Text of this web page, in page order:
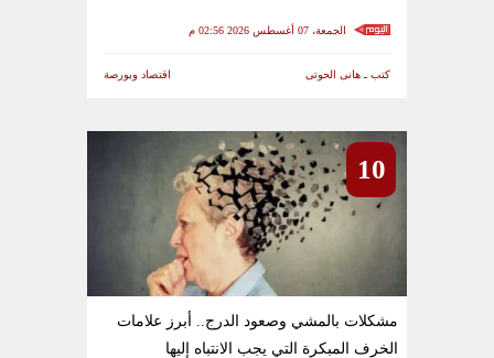
الجمعة، 07 أغسطس 2026 02:56 م
كتب ـ هانى الحوتى اقتصاد وبورصة
10
مشكلات بالمشي وصعود الدرج.. أبرز علامات
الخرف المبكرة التي يجب الانتباه إليها